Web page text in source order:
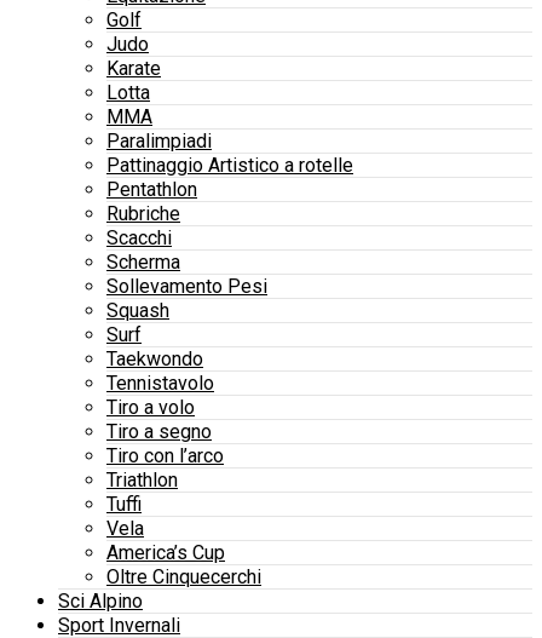
Golf
Judo
Karate
Lotta
MMA
Paralimpiadi
Pattinaggio Artistico a rotelle
Pentathlon
Rubriche
Scacchi
Scherma
Sollevamento Pesi
Squash
Surf
Taekwondo
Tennistavolo
Tiro a volo
Tiro a segno
Tiro con l’arco
Triathlon
Tuffi
Vela
America’s Cup
Oltre Cinquecerchi
Sci Alpino
Sport Invernali